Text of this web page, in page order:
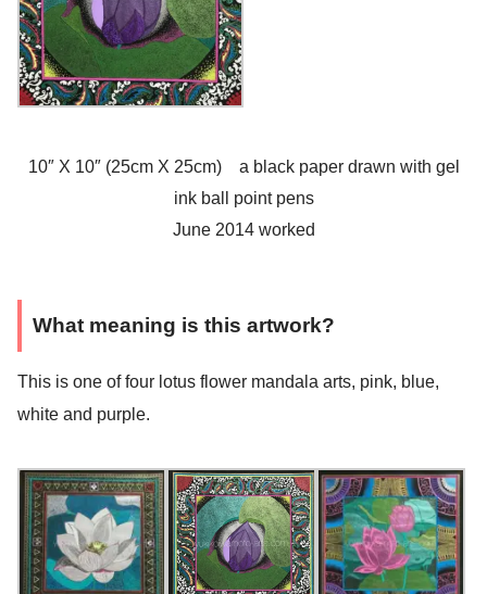
10″ X 10″ (25cm X 25cm) a black paper drawn with gel
ink ball point pens
June 2014 worked
What meaning is this artwork?
This is one of four lotus flower mandala arts, pink, blue,
white and purple.